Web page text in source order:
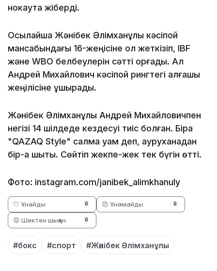
нокаутқа жіберді.
Осылайша Жәнібек Әлімханұлы кәсіпқой
мансабындағы 16-жеңісіне қол жеткізіп, IBF
және WBO белбеулерін сәтті қорғады. Ал
Андрей Михайлович кәсіпқой рингтегі алғашқы
жеңілісіне ұшырады.
Жәнібек Әлімханұлы Андрей Михайловичпен
негізі 14 шілдеде кездесуі тиіс болған. Бірақ
"QAZAQ Style" салмақ қуам деп, ауруханадан
бір-ақ шықты. Сөйтіп жекпе-жек тек бүгін өтті.
Фото: instagram.com/janibek_alimkhanuly
🤍 Ұнайды 0 😞 Ұнамайды 0
😡 Шектен шыққан 0
#бокс #спорт #Жәнібек Әлімханұлы